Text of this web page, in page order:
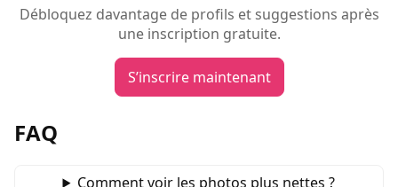
Débloquez davantage de profils et suggestions après
une inscription gratuite.
S’inscrire maintenant
FAQ
Comment voir les photos plus nettes ?